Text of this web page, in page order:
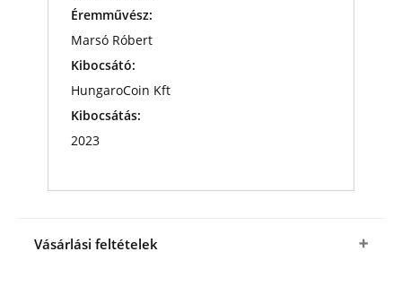
Éremművész:
Marsó Róbert
Kibocsátó:
HungaroCoin Kft
Kibocsátás:
2023
Vásárlási feltételek